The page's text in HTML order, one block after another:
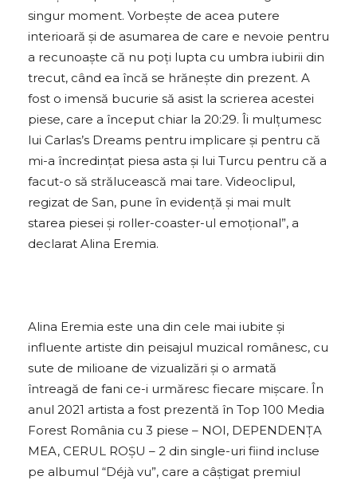
singur moment. Vorbește de acea putere
interioară și de asumarea de care e nevoie pentru
a recunoaște că nu poți lupta cu umbra iubirii din
trecut, când ea încă se hrănește din prezent. A
fost o imensă bucurie să asist la scrierea acestei
piese, care a început chiar la 20:29. Îi mulțumesc
lui Carlas’s Dreams pentru implicare și pentru că
mi-a încredințat piesa asta și lui Turcu pentru că a
facut-o să strălucească mai tare. Videoclipul,
regizat de San, pune în evidență și mai mult
starea piesei și roller-coaster-ul emoțional”, a
declarat Alina Eremia.
Alina Eremia este una din cele mai iubite și
influente artiste din peisajul muzical românesc, cu
sute de milioane de vizualizări și o armată
întreagă de fani ce-i urmăresc fiecare mișcare. În
anul 2021 artista a fost prezentă în Top 100 Media
Forest România cu 3 piese – NOI, DEPENDENȚA
MEA, CERUL ROȘU – 2 din single-uri fiind incluse
pe albumul “Déjà vu”, care a câștigat premiul